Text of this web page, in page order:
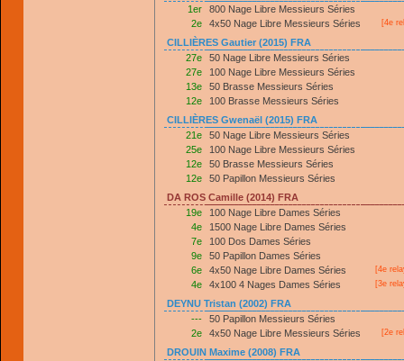
1er
800 Nage Libre Messieurs Séries
2e
4x50 Nage Libre Messieurs Séries [4e
CILLIÈRES Gautier (2015) FRA
27e
50 Nage Libre Messieurs Séries
27e
100 Nage Libre Messieurs Séries
13e
50 Brasse Messieurs Séries
12e
100 Brasse Messieurs Séries
CILLIÈRES Gwenaël (2015) FRA
21e
50 Nage Libre Messieurs Séries
25e
100 Nage Libre Messieurs Séries
12e
50 Brasse Messieurs Séries
12e
50 Papillon Messieurs Séries
DA ROS Camille (2014) FRA
19e
100 Nage Libre Dames Séries
4e
1500 Nage Libre Dames Séries
7e
100 Dos Dames Séries
9e
50 Papillon Dames Séries
6e
4x50 Nage Libre Dames Séries [4e
4e 4x100 4 Nages Dames Séries [3e
DEYNU Tristan (2002) FRA
---
50 Papillon Messieurs Séries
2e
4x50 Nage Libre Messieurs Séries [2e
DROUIN Maxime (2008) FRA